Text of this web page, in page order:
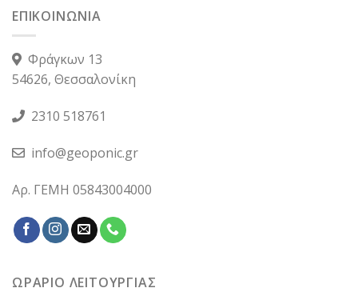
ΕΠΙΚΟΙΝΩΝΙΑ
Φράγκων 13
54626, Θεσσαλονίκη
2310 518761
info@geoponic.gr
Αρ. ΓΕΜΗ 05843004000
ΩΡΑΡΙΟ ΛΕΙΤΟΥΡΓΙΑΣ